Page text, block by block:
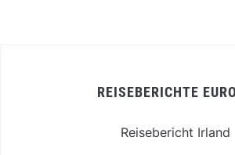
REISEBERICHTE
Reisebericht Irland